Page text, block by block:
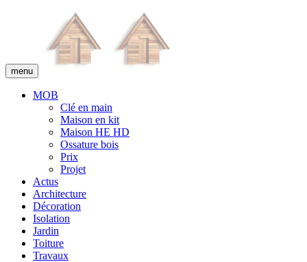
menu
MOB
Clé en main
Maison en kit
Maison HE HD
Ossature bois
Prix
Projet
Actus
Architecture
Décoration
Isolation
Jardin
Toiture
Travaux